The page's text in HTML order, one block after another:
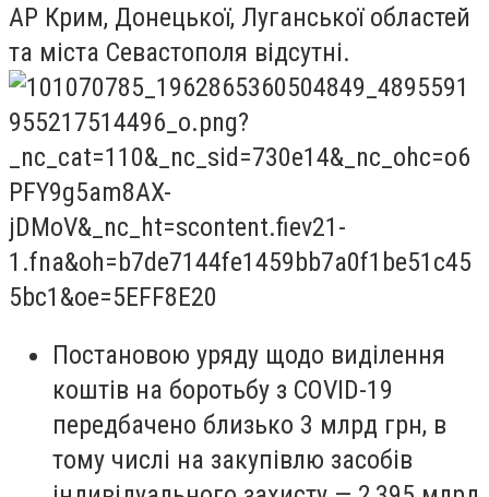
АР Крим, Донецької, Луганської областей
та міста Севастополя відсутні.
Постановою уряду щодо виділення
коштів на боротьбу з COVID-19
передбачено близько 3 млрд грн, в
тому числі на закупівлю засобів